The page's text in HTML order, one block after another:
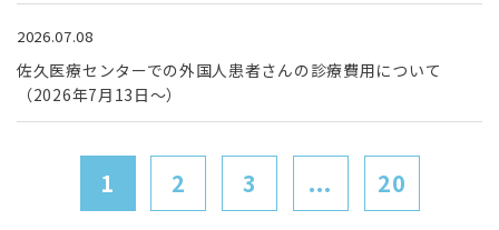
2026.07.08
佐久医療センターでの外国人患者さんの診療費用について
（2026年7月13日～）
1 2 3 ... 20